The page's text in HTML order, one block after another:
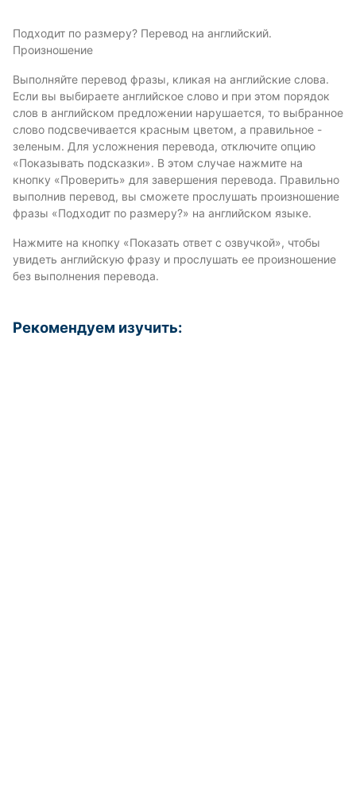
Подходит по размеру? Перевод на английский.
Произношение
Выполняйте перевод фразы, кликая на английские слова.
Если вы выбираете английское слово и при этом порядок
слов в английском предложении нарушается, то выбранное
слово подсвечивается красным цветом, а правильное -
зеленым. Для усложнения перевода, отключите опцию
«Показывать подсказки». В этом случае нажмите на
кнопку «Проверить» для завершения перевода. Правильно
выполнив перевод, вы сможете прослушать произношение
фразы «Подходит по размеру?» на английском языке.
Нажмите на кнопку «Показать ответ с озвучкой», чтобы
увидеть английскую фразу и прослушать ее произношение
без выполнения перевода.
Рекомендуем изучить: